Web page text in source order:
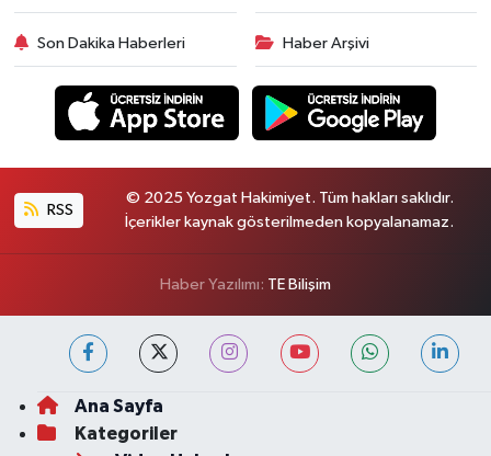
Son Dakika Haberleri Haber Arşivi
RSS
© 2025 Yozgat Hakimiyet. Tüm hakları saklıdır.
İçerikler kaynak gösterilmeden kopyalanamaz.
Haber Yazılımı: TE Bilişim
Ana Sayfa
Kategoriler